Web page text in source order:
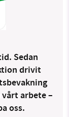
Sedan
drivit
arbete –
oss.